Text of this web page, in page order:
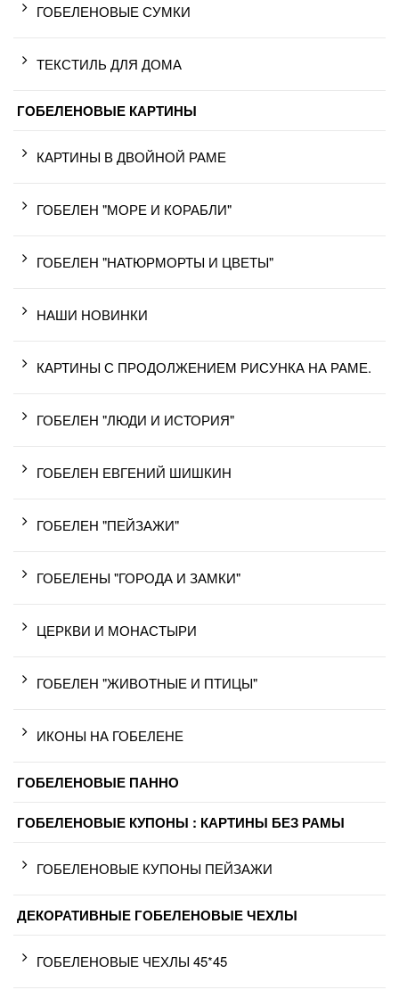
ГОБЕЛЕНОВЫЕ СУМКИ
ТЕКСТИЛЬ ДЛЯ ДОМА
ГОБЕЛЕНОВЫЕ КАРТИНЫ
КАРТИНЫ В ДВОЙНОЙ РАМЕ
ГОБЕЛЕН "МОРЕ И КОРАБЛИ"
ГОБЕЛЕН "НАТЮРМОРТЫ И ЦВЕТЫ"
НАШИ НОВИНКИ
КАРТИНЫ С ПРОДОЛЖЕНИЕМ РИСУНКА НА РАМЕ.
ГОБЕЛЕН "ЛЮДИ И ИСТОРИЯ"
ГОБЕЛЕН ЕВГЕНИЙ ШИШКИН
ГОБЕЛЕН "ПЕЙЗАЖИ"
ГОБЕЛЕНЫ "ГОРОДА И ЗАМКИ"
ЦЕРКВИ И МОНАСТЫРИ
ГОБЕЛЕН "ЖИВОТНЫЕ И ПТИЦЫ"
ИКОНЫ НА ГОБЕЛЕНЕ
ГОБЕЛЕНОВЫЕ ПАННО
ГОБЕЛЕНОВЫЕ КУПОНЫ : КАРТИНЫ БЕЗ РАМЫ
ГОБЕЛЕНОВЫЕ КУПОНЫ ПЕЙЗАЖИ
ДЕКОРАТИВНЫЕ ГОБЕЛЕНОВЫЕ ЧЕХЛЫ
ГОБЕЛЕНОВЫЕ ЧЕХЛЫ 45*45